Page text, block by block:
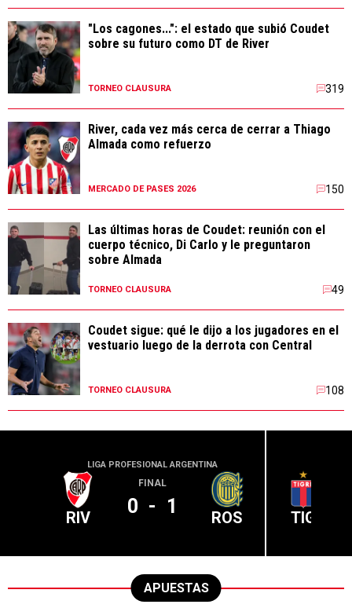
"Los cagones...": el estado que subió Coudet
sobre su futuro como DT de River
TORNEO CLAUSURA 319
River, cada vez más cerca de cerrar a Thiago
Almada como refuerzo
MERCADO DE PASES 2026 150
Las últimas horas de Coudet: reunión con el
cuerpo técnico, Di Carlo y le preguntaron
sobre Almada
TORNEO CLAUSURA 49
Coudet sigue: qué le dijo a los jugadores en el
vestuario luego de la derrota con Central
TORNEO CLAUSURA 108
LIGA PROFESIONAL ARGENTINA
RIV
FINAL
0 - 1 ROS TIG
APUESTAS